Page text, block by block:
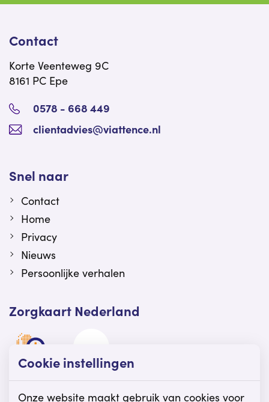
Contact
Korte Veenteweg 9C
8161 PC Epe
0578 - 668 449
clientadvies@viattence.nl
Snel naar
Contact
Home
Privacy
Nieuws
Persoonlijke verhalen
Zorgkaart Nederland
Viattence is gewaardeerd op Zorgkaart
Nederland.
Cookie instellingen
Onze website maakt gebruik van cookies voor